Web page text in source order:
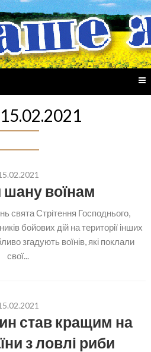
15.02.2021
шану воїнам
свята Стрітення Господнього,
бойових дій на території інших
згадують воїнів, які поклали
свої...
став кращим на
з ловлі риби